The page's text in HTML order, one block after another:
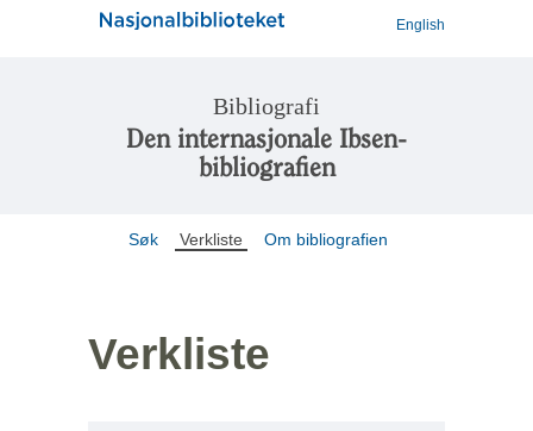
English
Bibliografi
Den internasjonale Ibsen-
bibliografien
Søk Verkliste Om bibliografien
Verkliste